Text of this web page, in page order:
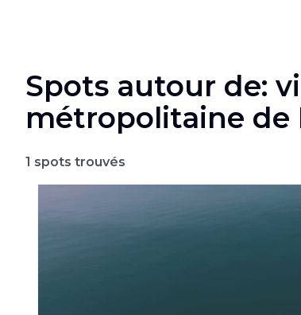
Spots autour de:
métropolitaine de
1 spots trouvés